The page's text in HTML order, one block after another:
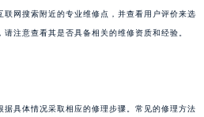
网搜索附近的专业维修点，并查看用户评价来选
注意查看其是否具备相关的维修资质和经验。
具体情况采取相应的修理步骤。常见的修理方法